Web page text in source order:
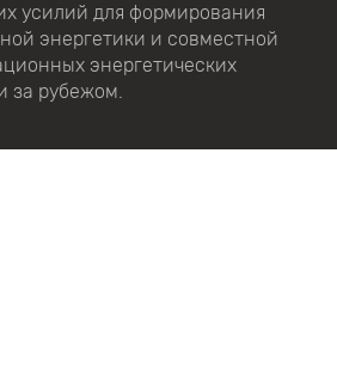
усилий для формирования
энергетики и совместной
энергетических
за рубежом.